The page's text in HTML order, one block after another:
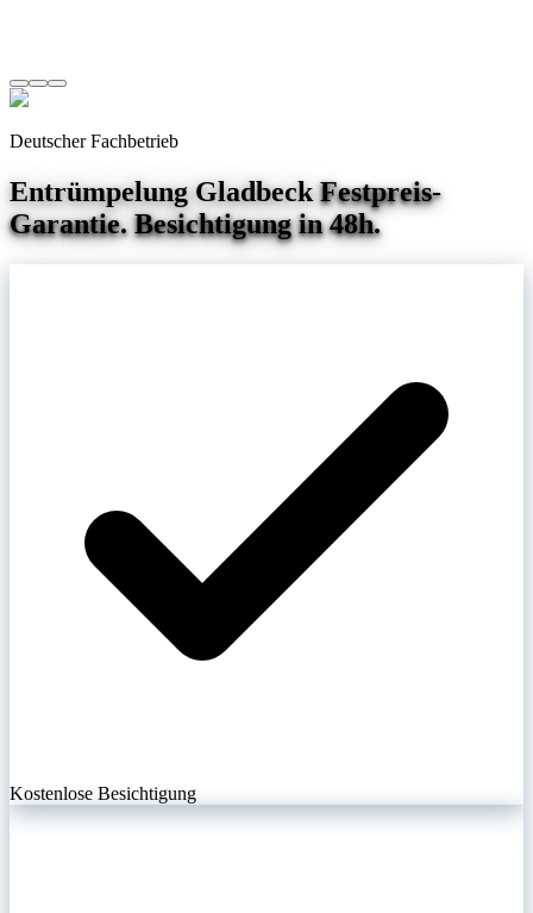
Deutscher Fachbetrieb
Entrümpelung Gladbeck Festpreis-
Garantie. Besichtigung in 48h.
Kostenlose Besichtigung